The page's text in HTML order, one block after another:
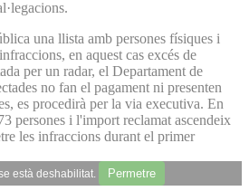
una llista amb persones físiques i
en aquest cas excés de
per un radar, el Departament de
no fan el pagament ni presenten
es procedirà per la via executiva. En
persones i l'import reclamat ascendeix
les infraccions durant el primer
està deshabilitat. Permetre